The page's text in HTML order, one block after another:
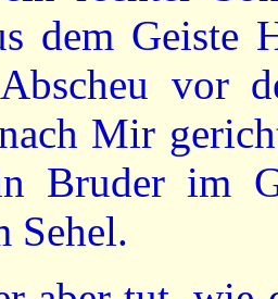
dem Geiste
vor
Mir
Bruder im
Sehel.